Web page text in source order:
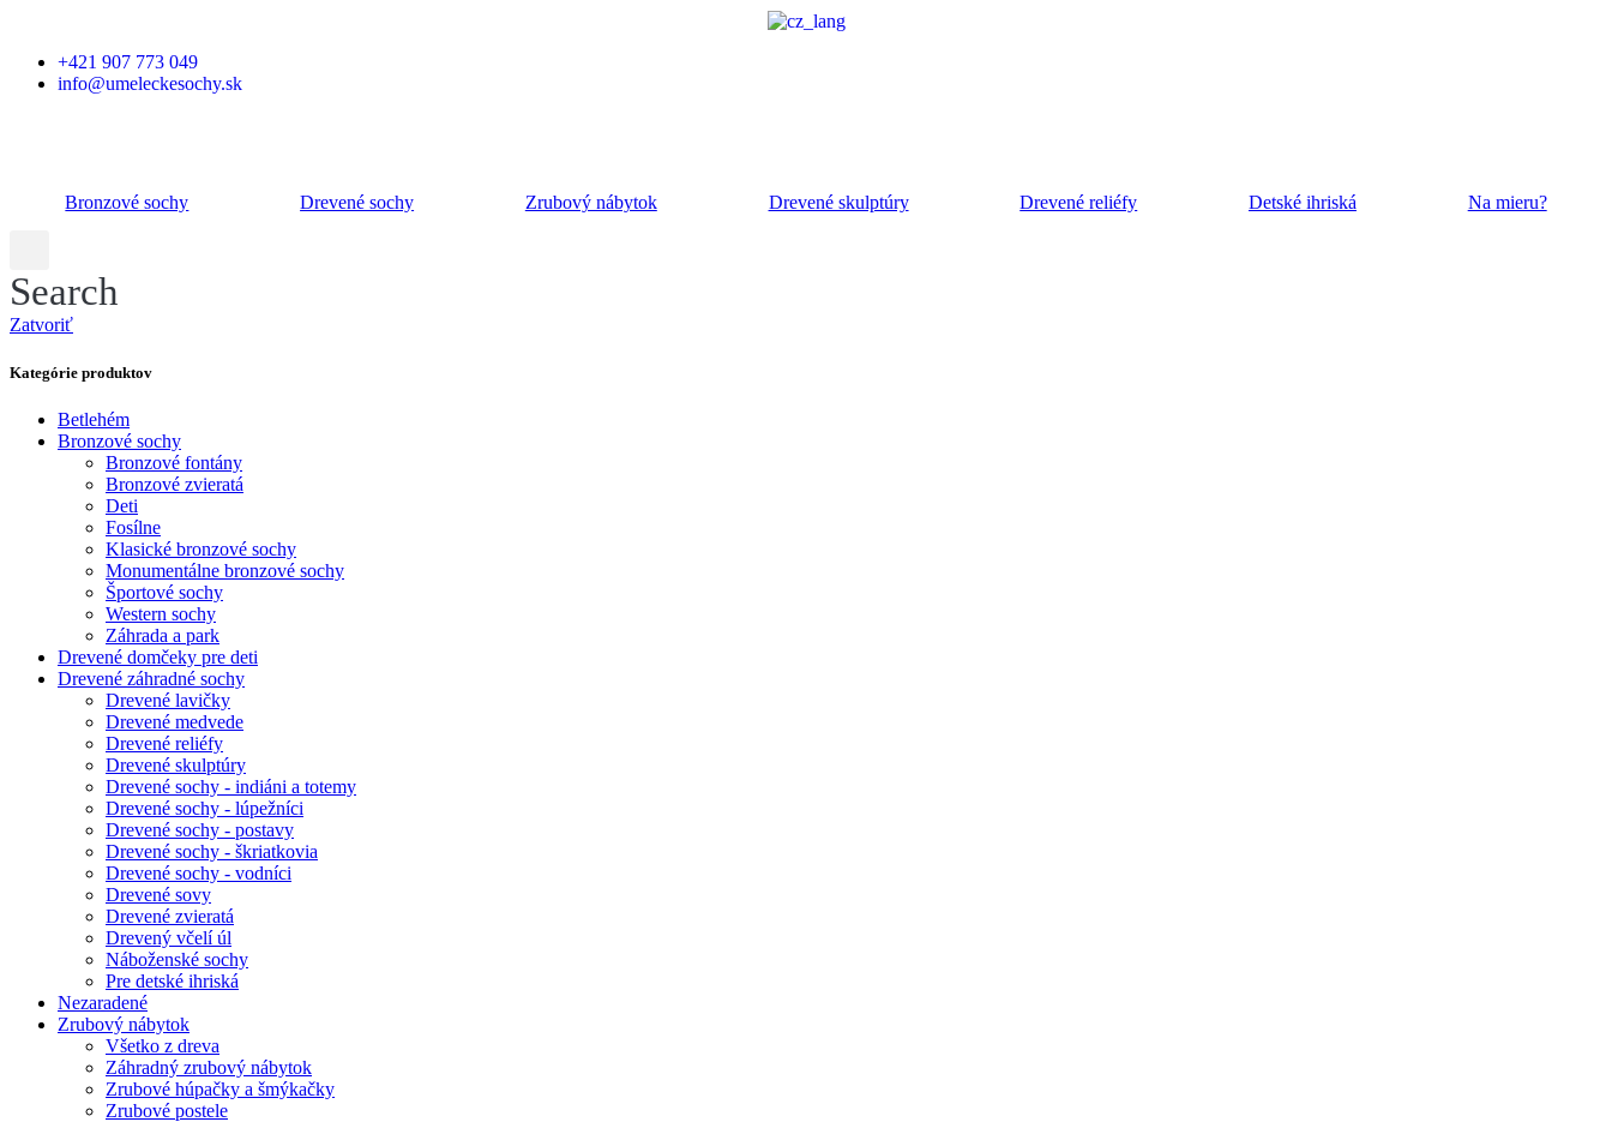
+421 907 773 049
info@umeleckesochy.sk
Bronzové sochy Drevené sochy Zrubový nábytok Drevené skulptúry Drevené reliéfy Detské ihriská Na mieru?
Search
Zatvoriť
Kategórie produktov
Betlehém
Bronzové sochy
Bronzové fontány
Bronzové zvieratá
Deti
Fosílne
Klasické bronzové sochy
Monumentálne bronzové sochy
Športové sochy
Western sochy
Záhrada a park
Drevené domčeky pre deti
Drevené záhradné sochy
Drevené lavičky
Drevené medvede
Drevené reliéfy
Drevené skulptúry
Drevené sochy - indiáni a totemy
Drevené sochy - lúpežníci
Drevené sochy - postavy
Drevené sochy - škriatkovia
Drevené sochy - vodníci
Drevené sovy
Drevené zvieratá
Drevený včelí úl
Náboženské sochy
Pre detské ihriská
Nezaradené
Zrubový nábytok
Všetko z dreva
Záhradný zrubový nábytok
Zrubové húpačky a šmýkačky
Zrubové postele